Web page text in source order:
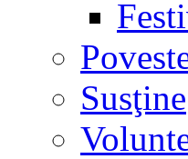
Susţine